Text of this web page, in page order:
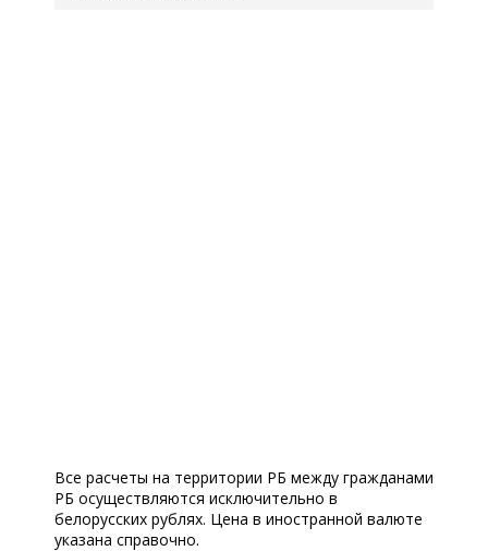
Все расчеты на территории РБ между гражданами
РБ осуществляются исключительно в
белорусских рублях. Цена в иностранной валюте
указана справочно.